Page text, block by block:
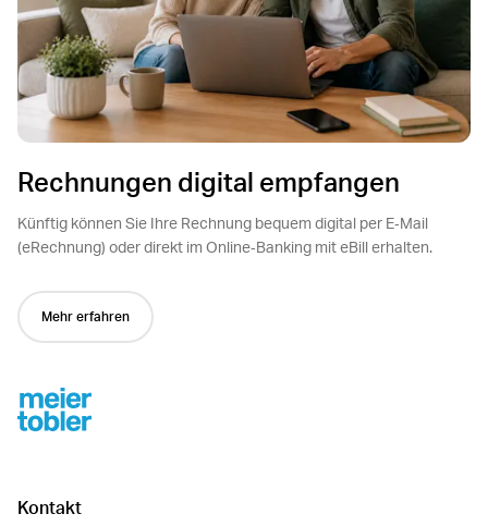
Rechnungen digital empfangen
Künftig können Sie Ihre Rechnung bequem digital per E‑Mail
(eRechnung) oder direkt im Online‑Banking mit eBill erhalten.
Mehr erfahren
Footer
Kontakt